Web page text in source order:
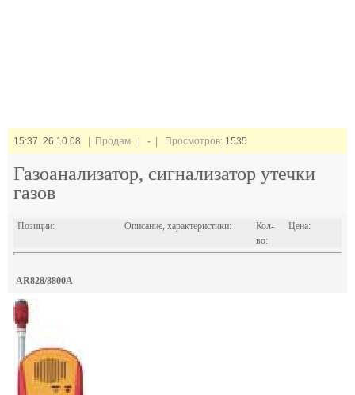
15:37 26.10.08 | Продам | - | Просмотров: 1535
Газоанализатор, сигнализатор утечки
газов
Позиции: Описание, характеристики:
Кол-
во:
Цена:
AR828/8800A